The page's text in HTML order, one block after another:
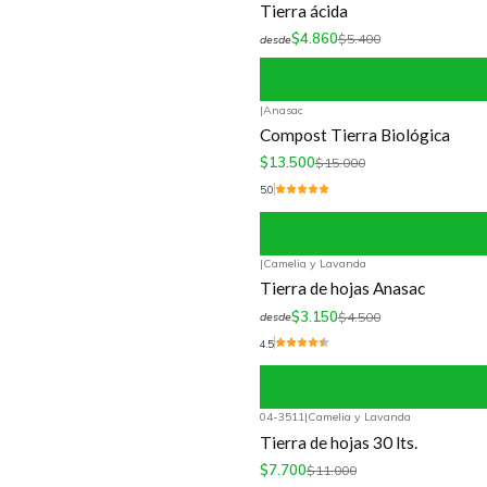
Tierra ácida
desde$4.860$5.400
|Anasac
Compost Tierra Biológica
$13.500$15.000
5.0
|Camelia y Lavanda
Tierra de hojas Anasac
desde$3.150$4.500
4.5
04-3511|Camelia y Lavanda
Tierra de hojas 30 lts.
$7.700$11.000